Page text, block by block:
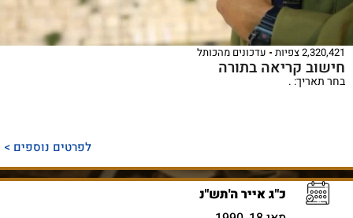
2,320,421 צפיות עדכונים מהכותל
חישוב קריאה בתורה
בחר תאריך: .
לפרטים נוספים >
כ"ג אייר ה'תש"נ